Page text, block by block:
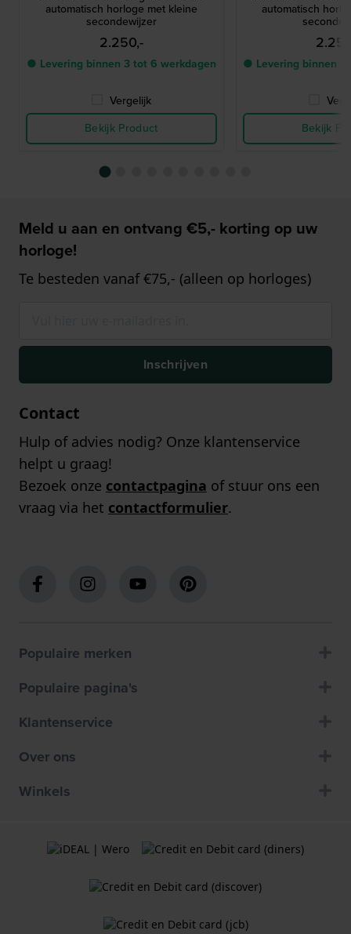
automatisch horloge met kleine
secondewijzer
2.250,-
● Levering binnen 3 tot 6 werkdagen
Vergelijk
Bekijk Product
automatisch
● Levering binnen
Bekijk
Meld u aan en ontvang €5,- korting op uw
horloge!
Te besteden vanaf €75,- (alleen op horloges)
Inschrijven
Contact
Hulp of advies nodig? Onze klantenservice
helpt u graag!
Bezoek onze contactpagina of stuur ons een
vraag via het contactformulier.
Populaire merken
Populaire pagina's
Klantenservice
Over ons
Winkels